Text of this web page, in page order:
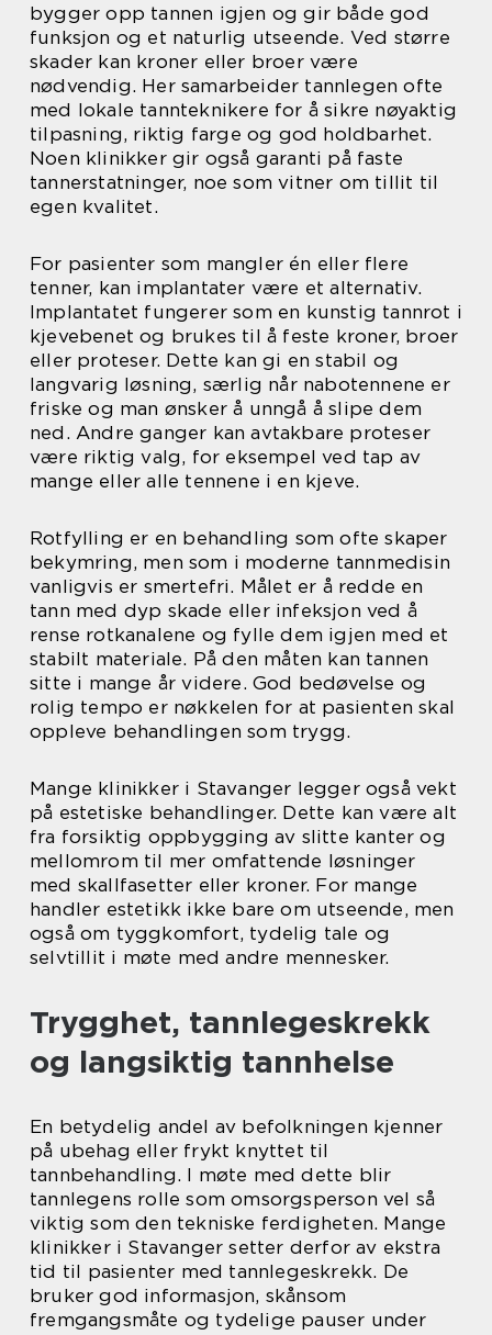
bygger opp tannen igjen og gir både god
funksjon og et naturlig utseende. Ved større
skader kan kroner eller broer være
nødvendig. Her samarbeider tannlegen ofte
med lokale tannteknikere for å sikre nøyaktig
tilpasning, riktig farge og god holdbarhet.
Noen klinikker gir også garanti på faste
tannerstatninger, noe som vitner om tillit til
egen kvalitet.
For pasienter som mangler én eller flere
tenner, kan implantater være et alternativ.
Implantatet fungerer som en kunstig tannrot i
kjevebenet og brukes til å feste kroner, broer
eller proteser. Dette kan gi en stabil og
langvarig løsning, særlig når nabotennene er
friske og man ønsker å unngå å slipe dem
ned. Andre ganger kan avtakbare proteser
være riktig valg, for eksempel ved tap av
mange eller alle tennene i en kjeve.
Rotfylling er en behandling som ofte skaper
bekymring, men som i moderne tannmedisin
vanligvis er smertefri. Målet er å redde en
tann med dyp skade eller infeksjon ved å
rense rotkanalene og fylle dem igjen med et
stabilt materiale. På den måten kan tannen
sitte i mange år videre. God bedøvelse og
rolig tempo er nøkkelen for at pasienten skal
oppleve behandlingen som trygg.
Mange klinikker i Stavanger legger også vekt
på estetiske behandlinger. Dette kan være alt
fra forsiktig oppbygging av slitte kanter og
mellomrom til mer omfattende løsninger
med skallfasetter eller kroner. For mange
handler estetikk ikke bare om utseende, men
også om tyggkomfort, tydelig tale og
selvtillit i møte med andre mennesker.
Trygghet, tannlegeskrekk
og langsiktig tannhelse
En betydelig andel av befolkningen kjenner
på ubehag eller frykt knyttet til
tannbehandling. I møte med dette blir
tannlegens rolle som omsorgsperson vel så
viktig som den tekniske ferdigheten. Mange
klinikker i Stavanger setter derfor av ekstra
tid til pasienter med tannlegeskrekk. De
bruker god informasjon, skånsom
fremgangsmåte og tydelige pauser under